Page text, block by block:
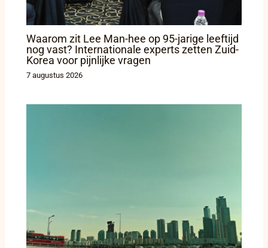
Waarom zit Lee Man-hee op 95-jarige leeftijd
nog vast? Internationale experts zetten Zuid-
Korea voor pijnlijke vragen
7 augustus 2026